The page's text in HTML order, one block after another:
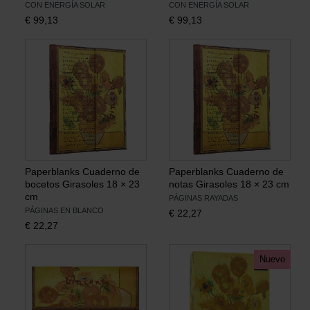
CON ENERGÍA SOLAR
€ 99,13
CON ENERGÍA SOLAR
€ 99,13
Paperblanks Cuaderno de
bocetos Girasoles 18 × 23
cm
PÁGINAS EN BLANCO
€ 22,27
Paperblanks Cuaderno de
notas Girasoles 18 × 23 cm
PÁGINAS RAYADAS
€ 22,27
Nuevo